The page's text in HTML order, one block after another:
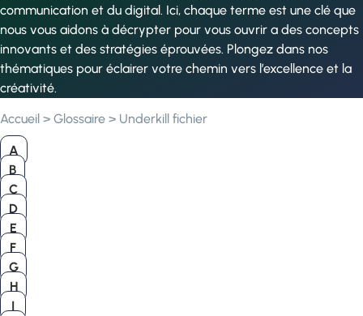
communication et du digital. Ici, chaque terme est une clé que
nous vous aidons à décrypter pour vous ouvrir a des concepts
innovants et des stratégies éprouvées. Plongez dans nos
thématiques pour éclairer votre chemin vers l’excellence et la
créativité.
Accueil > Glossaire > Underkill fichier
A
B
C
D
E
F
G
H
I